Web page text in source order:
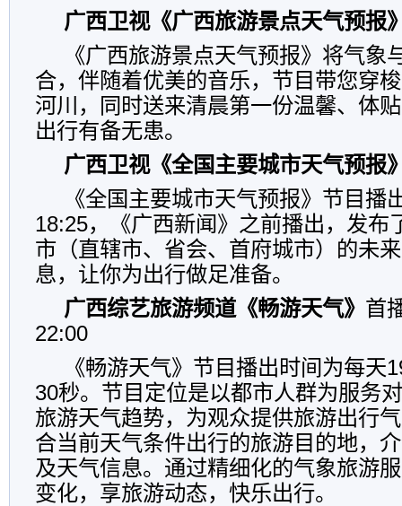
广西卫视《广西旅游景点天气预报
《广西旅游景点天气预报》将气象
合，伴随着优美的音乐，节目带您穿
河川，同时送来清晨第一份温馨、体
出行有备无患。
广西卫视《全国主要城市天气预报
《全国主要城市天气预报》节目播
18:25，《广西新闻》之前播出，发布
市（直辖市、省会、首府城市）的未
息，让你为出行做足准备。
广西综艺旅游频道《畅游天气》 首
22:00
《畅游天气》节目播出时间为每天
30秒。节目定位是以都市人群为服务
旅游天气趋势，为观众提供旅游出行
合当前天气条件出行的旅游目的地，
及天气信息。通过精细化的气象旅游
变化，享旅游动态，快乐出行。